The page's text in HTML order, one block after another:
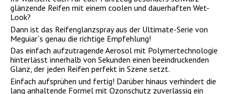
glänzende Reifen mit einem coolen und dauerhaften Wet-
Look?
Dann ist das Reifenglanzspray aus der Ultimate-Serie von
Meguiar´s genau die richtige Empfehlung!
Das einfach aufzutragende Aerosol mit Polymertechnologie
hinterlässt innerhalb von Sekunden einen beeindruckenden
Glanz, der jeden Reifen perfekt in Szene setzt.
Einfach aufsprühen und fertig! Darüber hinaus verhindert die
lang anhaltende Formel mit Ozonschutz zuverlässig ein